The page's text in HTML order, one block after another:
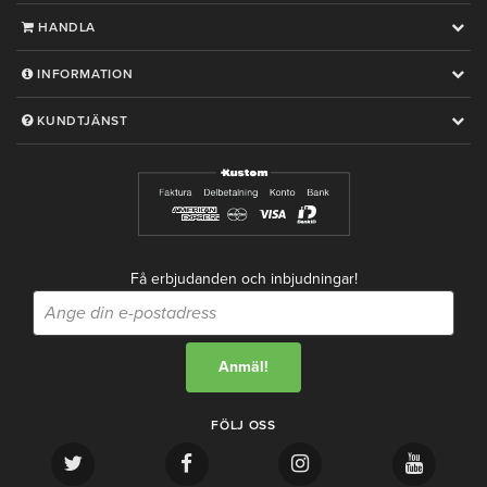
HANDLA
INFORMATION
KUNDTJÄNST
Få erbjudanden och inbjudningar!
FÖLJ OSS